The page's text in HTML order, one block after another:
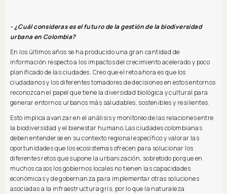
- ¿Cuál consideras es el futuro de la gestión de la biodiversidad
urbana en Colombia?
En los últimos años se ha producido una gran cantidad de
información respecto a los impactos del crecimiento acelerado y poco
planificado de las ciudades. Creo que el reto ahora es que los
ciudadanos y los diferentes tomadores de decisiones en estos entornos
reconozcan el papel que tiene la diversidad biológica y cultural para
generar entornos urbanos más saludables, sostenibles y resilientes.
Esto implica avanzar en el análisis y monitoreo de las relaciones entre
la biodiversidad y el bienestar humano.Las ciudades colombianas
deben entenderse en su contexto regional específico y valorar las
oportunidades que los ecosistemas ofrecen para solucionar los
diferentes retos que supone la urbanización, sobretodo porque en
muchos casos los gobiernos locales no tienen las capacidades
económicas y de gobernanza para implementar otras soluciones
asociadas a la infraestructura gris, por lo que la naturaleza